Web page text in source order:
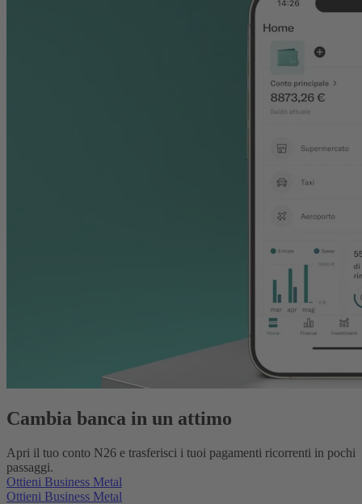
Cambia banca in un attimo
Apri il tuo conto N26 e trasferisci i tuoi pagamenti ricorrenti in pochi
passaggi.
Ottieni Business Metal
Ottieni Business Metal